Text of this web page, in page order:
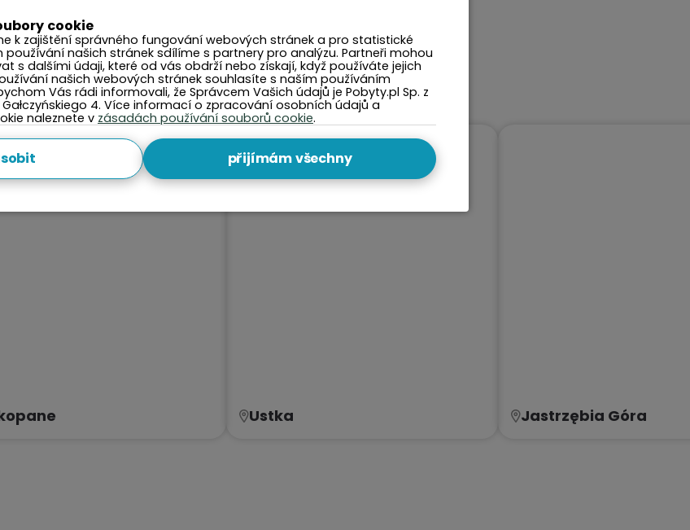
Ustka Jastrzębia Góra
cookie
k zajištění správného fungování webových stránek a pro statistické
našich stránek sdílíme s partnery pro analýzu. Partneři mohou
s dalšími údaji, které od vás obdrží nebo získají, když používáte jejich
našich webových stránek souhlasíte s naším používáním
Vás rádi informovali, že Správcem Vašich údajů je Pobyty.pl Sp. z
4. Více informací o zpracování osobních údajů a
naleznete v zásadách používání souborů cookie.
přijímám všechny